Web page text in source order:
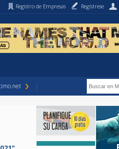
Registro de Empresas Regístrese